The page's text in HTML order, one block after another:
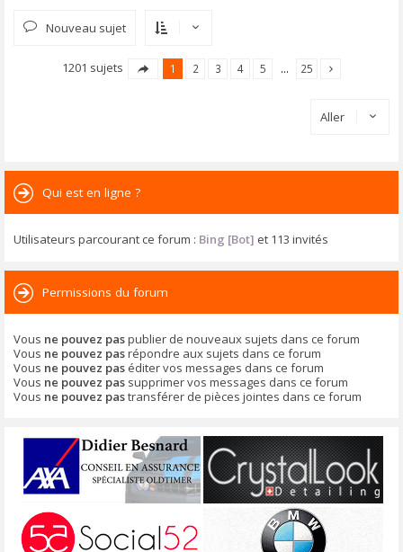
Nouveau sujet
1201 sujets 1 2 3 4 5 … 25
Aller
Qui est en ligne ?
Utilisateurs parcourant ce forum : Bing [Bot] et 113 invités
Permissions du forum
Vous ne pouvez paspublier de nouveaux sujets dans ce forum
Vous ne pouvez pasrépondre aux sujets dans ce forum
Vous ne pouvez pas éditer vos messages dans ce forum
Vous ne pouvez pas supprimer vos messages dans ce forum
Vous ne pouvez pastransférer de pièces jointes dans ce forum